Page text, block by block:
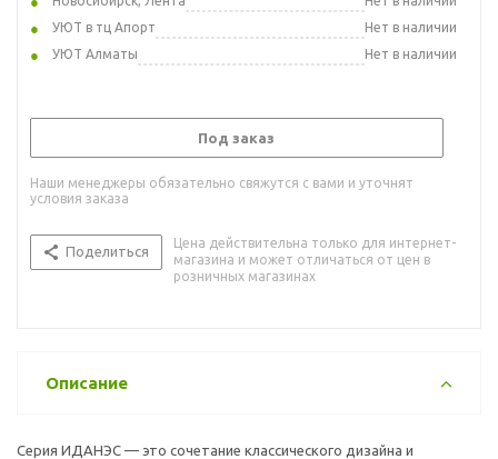
УЮТ в тц Апорт
Нет в наличии
УЮТ Алматы
Нет в наличии
Под заказ
Наши менеджеры обязательно свяжутся с вами и уточнят
условия заказа
Поделиться
Цена действительна только для интернет-
магазина и может отличаться от цен в
розничных магазинах
Описание
Серия ИДАНЭС — это сочетание классического дизайна и